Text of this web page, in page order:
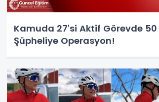
Kamuda 27'si Aktif Görevde 50
Şüpheliye Operasyon!